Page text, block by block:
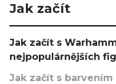
Jak začít
Jak začít s
nejpopulárnějších
Jak začít s